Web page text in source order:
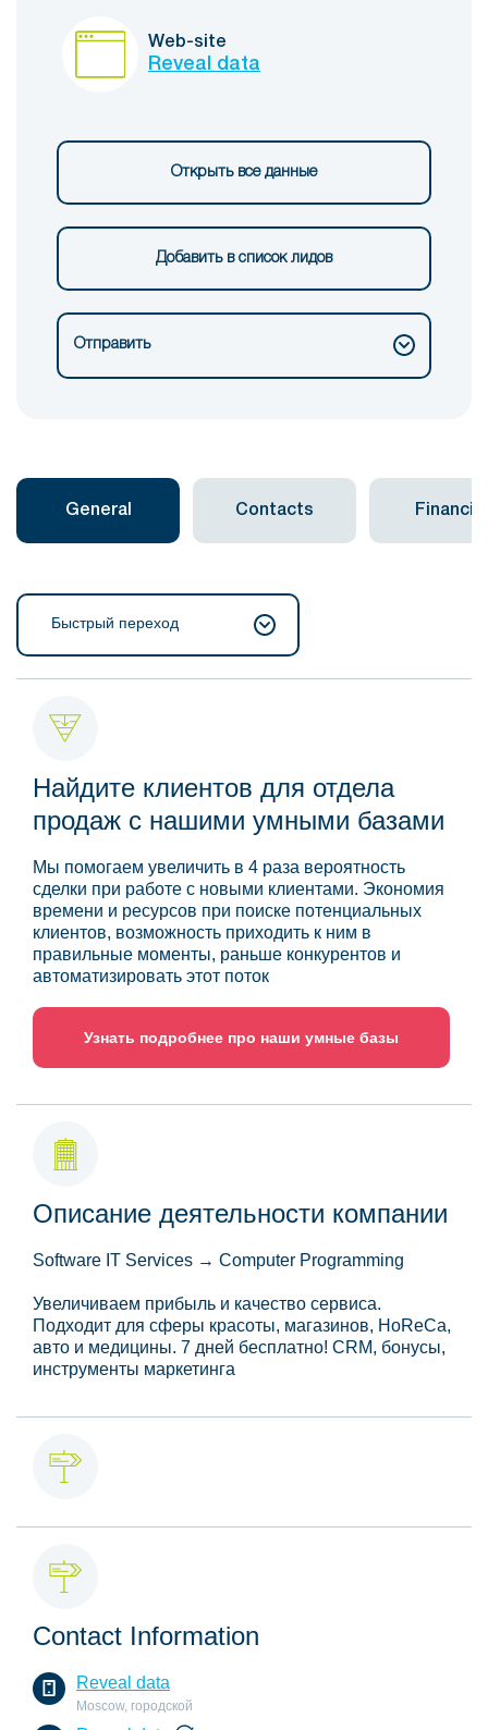
Web-site
Reveal data
Открыть все данные
Добавить в список лидов
Отправить
General Contacts Financial
Быстрый переход
Найдите клиентов для отдела
продаж с нашими умными базами
Мы помогаем увеличить в 4 раза вероятность
сделки при работе с новыми клиентами. Экономия
времени и ресурсов при поиске потенциальных
клиентов, возможность приходить к ним в
правильные моменты, раньше конкурентов и
автоматизировать этот поток
Узнать подробнее про наши умные базы
Описание деятельности компании
Software IT Services → Computer Programming
Увеличиваем прибыль и качество сервиса.
Подходит для сферы красоты, магазинов, HoReCa,
авто и медицины. 7 дней бесплатно! CRM, бонусы,
инструменты маркетинга
Contact Information
Reveal data
Moscow, городской